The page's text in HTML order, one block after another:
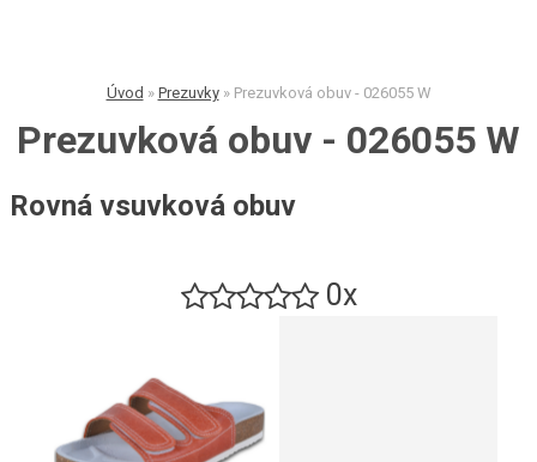
Úvod » Prezuvky » Prezuvková obuv - 026055 W
Prezuvková obuv - 026055 W
Rovná vsuvková obuv
0x